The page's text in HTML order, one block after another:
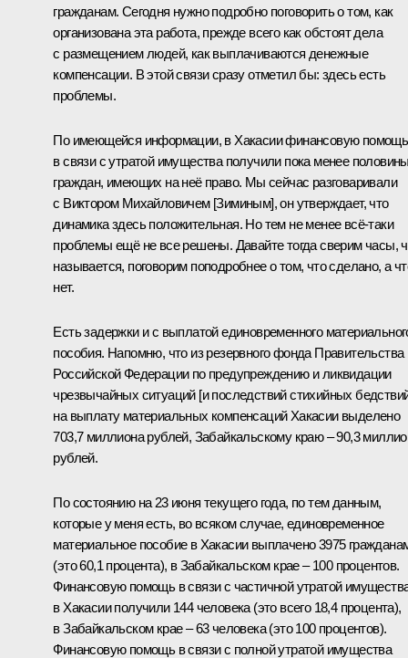
гражданам. Сегодня нужно подробно поговорить о том, как
организована эта работа, прежде всего как обстоят дела
с размещением людей, как выплачиваются денежные
компенсации. В этой связи сразу отметил бы: здесь есть
проблемы.
По имеющейся информации, в Хакасии финансовую помощь
в связи с утратой имущества получили пока менее
граждан, имеющих на неё право. Мы сейчас разговаривали
с Виктором Михайловичем [Зиминым], он утверждает, что
динамика здесь положительная. Но тем не менее всё‑таки
проблемы ещё не все решены. Давайте тогда сверим часы,
называется, поговорим поподробнее о том, что сделано, а
нет.
Есть задержки и с выплатой единовременного
пособия. Напомню, что из резервного фонда Правительства
Российской Федерации по предупреждению и ликвидации
чрезвычайных ситуаций [и последствий стихийных
на выплату материальных компенсаций Хакасии выделено
703,7 миллиона рублей, Забайкальскому краю – 90,3
рублей.
По состоянию на 23 июня текущего года, по тем данным,
которые у меня есть, во всяком случае, единовременное
материальное пособие в Хакасии выплачено 3975
(это 60,1 процента), в Забайкальском крае – 100 процентов.
Финансовую помощь в связи с частичной утратой
в Хакасии получили 144 человека (это всего 18,4 процента),
в Забайкальском крае – 63 человека (это 100 процентов).
Финансовую помощь в связи с полной утратой имущества